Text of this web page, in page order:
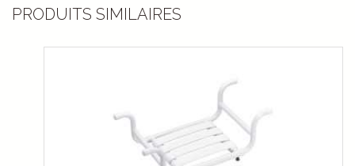
PRODUITS SIMILAIRES